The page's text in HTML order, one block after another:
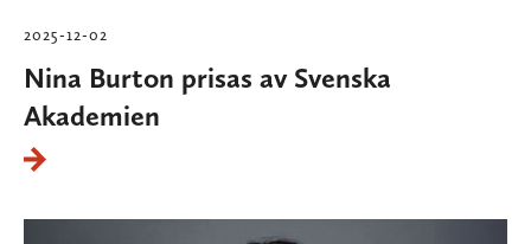
2025-12-02
Nina Burton prisas av Svenska
Akademien